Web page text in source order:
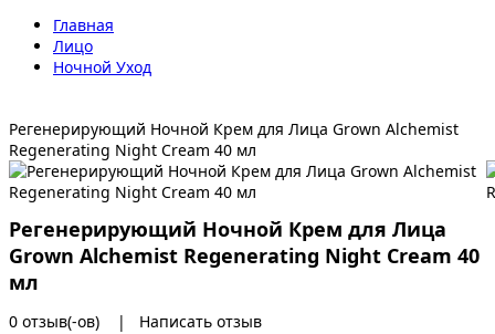
Главная
Лицо
Ночной Уход
Регенерирующий Ночной Крем для Лица Grown Alchemist
Regenerating Night Cream 40 мл
Регенерирующий Ночной Крем для Лица
Grown Alchemist Regenerating Night Cream 40
мл
0 отзыв(-ов) | Написать отзыв